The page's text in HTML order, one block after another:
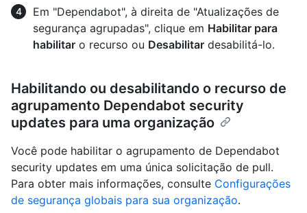
Em "Dependabot", à direita de "Atualizações de
segurança agrupadas", clique em Habilitar para
habilitar o recurso ou Desabilitar desabilitá-lo.
Habilitando ou desabilitando o recurso de
agrupamento Dependabot security
updates para uma organização
Você pode habilitar o agrupamento de Dependabot
security updates em uma única solicitação de pull.
Para obter mais informações, consulte Configurações
de segurança globais para sua organização.